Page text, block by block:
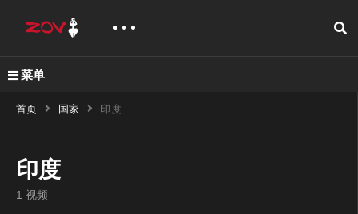
菜单
首页 国家 印度
印度
1 视频